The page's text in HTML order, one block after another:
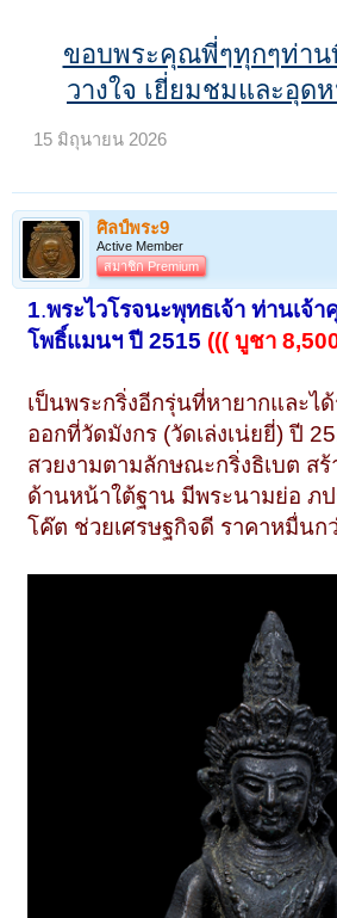
ขอบพระคุณพี่ๆทุกๆท่าน
วางใจ เยี่ยมชมและอุด
15 มิถุนายน 2026
ศิลป์พระ9
Active Member
สมาชิก Premium
1.พระไวโรจนะพุทธเจ้า ท่านเจ้
โพธิ์แมนฯ ปี 2515 ((( บูชา
เป็นพระกริ่งอีกรุ่นที่หายากและไ
ออกที่วัดมังกร (วัดเล่งเน่ยยี่) ปี
สวยงามตามลักษณะกริ่งธิเบต ส
ด้านหน้าใต้ฐาน มีพระนามย่อ ภ
โค๊ต ช่วยเศรษฐกิจดี ราคาหมื่นก